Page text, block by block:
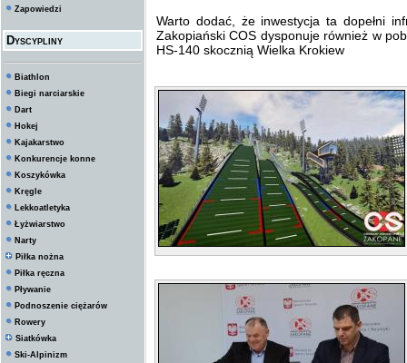
Zapowiedzi
Dyscypliny
Biathlon
Biegi narciarskie
Dart
Hokej
Kajakarstwo
Konkurencje konne
Koszykówka
Kręgle
Lekkoatletyka
Łyżwiarstwo
Narty
Piłka nożna
Piłka ręczna
Pływanie
Podnoszenie ciężarów
Rowery
Siatkówka
Ski-Alpinizm
Warto dodać, że inwestycja ta dopełni
Zakopiański COS dysponuje również w
HS-140 skocznią Wielka Krokiew